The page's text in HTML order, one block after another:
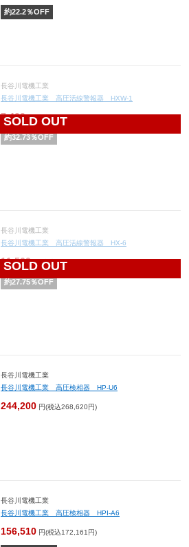
約22.2％OFF
SOLD OUT
長谷川電機工業
長谷川電機工業 高圧活線警報器 HXW-1
7,400 円(税込8,140円)
約32.73％OFF
SOLD OUT
長谷川電機工業
長谷川電機工業 高圧活線警報器 HX-6
11,560円(税込12,716円)
約27.75％OFF
長谷川電機工業
長谷川電機工業 高圧検相器 HP-U6
244,200 円(税込268,620円)
長谷川電機工業
長谷川電機工業 高圧検相器 HPI-A6
156,510 円(税込172,161円)